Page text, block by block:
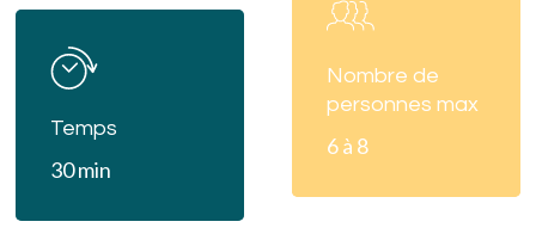
Temps
30 min
Nombre de
personnes max
6 à 8